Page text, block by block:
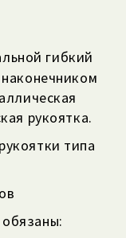
гибкий
рукоятка.
типа